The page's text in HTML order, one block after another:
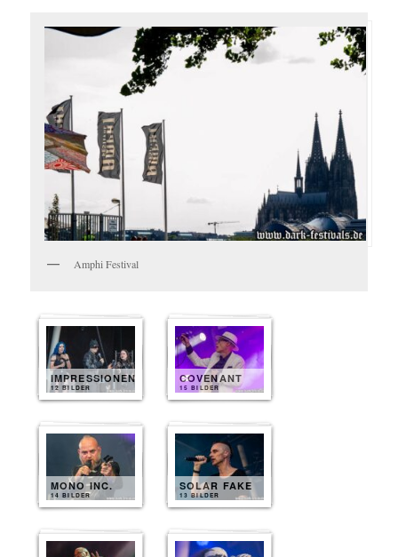
Amphi Festival
IMPRESSIONEN
12 BILDER
COVENANT
15 BILDER
MONO INC.
14 BILDER
SOLAR FAKE
13 BILDER